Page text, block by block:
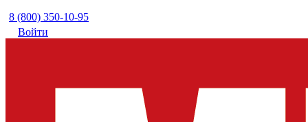
8 (800) 350-10-95
Войти